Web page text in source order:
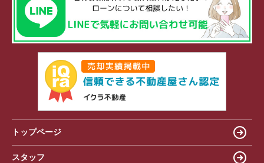
トップページ
スタッフ